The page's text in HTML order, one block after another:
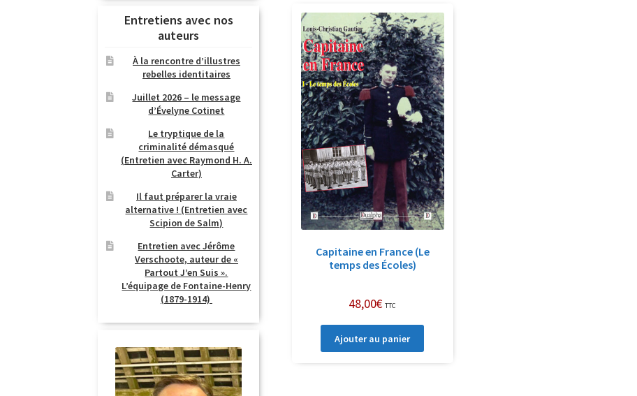
Capitaine en France (Le
temps des Écoles)
48,00€ TTC
Ajouter au panier
Entretiens avec nos
auteurs
À la rencontre d’illustres
rebelles identitaires
Juillet 2026 – le message
d’Évelyne Cotinet
Le tryptique de la
criminalité démasqué
(Entretien avec Raymond H. A.
Carter)
Il faut préparer la vraie
alternative ! (Entretien avec
Scipion de Salm)
Entretien avec Jérôme
Verschoote, auteur de «
Partout J’en Suis ».
L’équipage de Fontaine-Henry
(1879-1914)